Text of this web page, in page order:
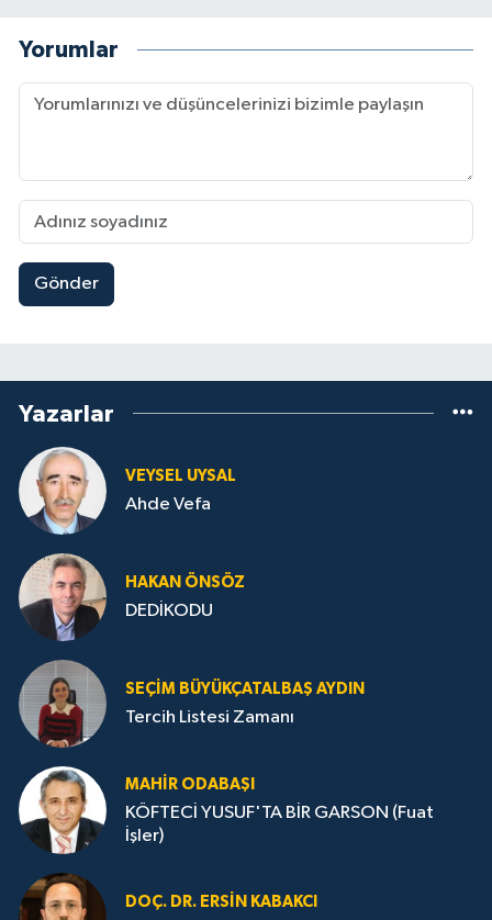
Yorumlar
Gönder
Yazarlar
VEYSEL UYSAL
Ahde Vefa
HA­KAN ÖN­SÖZ
DEDİKODU
SEÇIM BÜYÜKÇATALBAŞ AYDIN
Tercih Listesi Zamanı
MAHIR ODABAŞI
KÖFTECİ YUSUF'TA BİR GARSON (Fuat
İşler)
DOÇ. DR. ERSIN KABAKCI